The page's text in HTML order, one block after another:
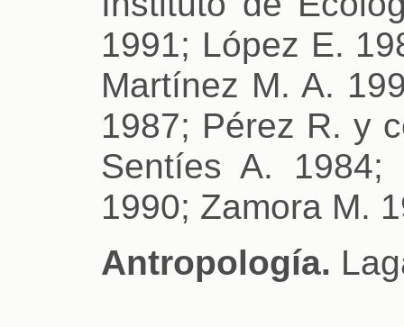
1991; López E.
Martínez M. A.
1987; Pérez R. y
Sentíes A.
1990; Zamora M.
Antropología.